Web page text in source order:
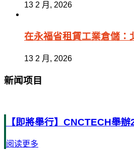
13 2 月, 2026
在永福省租賃工業倉儲：
13 2 月, 2026
新闻项目
【即將舉行】CNCTECH舉
阅读更多